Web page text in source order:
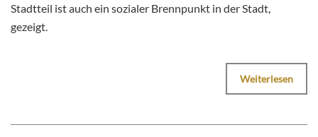
Stadtteil ist auch ein sozialer Brennpunkt in der Stadt,
gezeigt.
Weiterlesen